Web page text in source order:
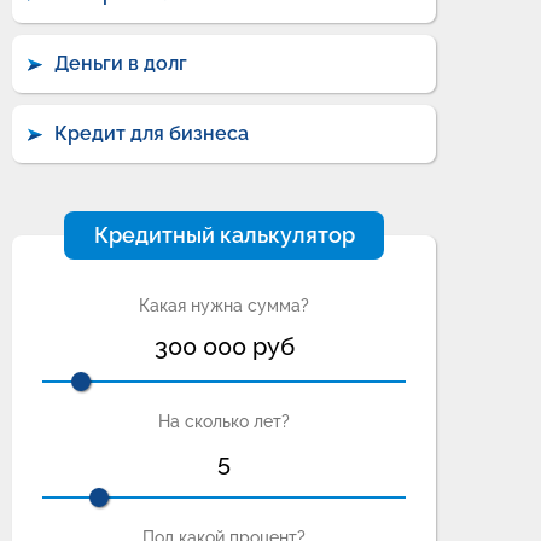
Деньги в долг
Кредит для бизнеса
Кредитный калькулятор
Какая нужна сумма?
300 000руб
На сколько лет?
5